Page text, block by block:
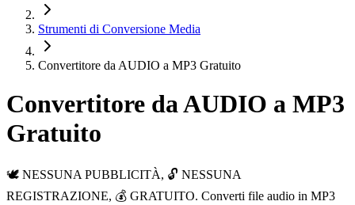
Strumenti di Conversione Media
Convertitore da AUDIO a MP3 Gratuito
Convertitore da AUDIO a MP3
Gratuito
🕊️ NESSUNA PUBBLICITÀ, 🔓 NESSUNA
REGISTRAZIONE, 💰 GRATUITO. Converti file audio in MP3